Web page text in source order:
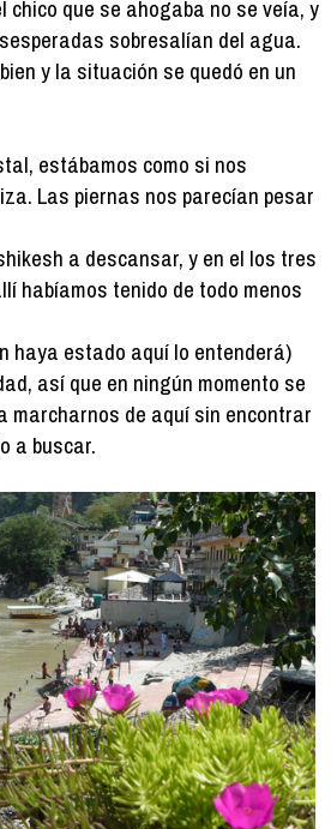
chico que se ahogaba no se veía, y
sobresalían del agua.
y la situación se quedó en un
estábamos como si nos
Las piernas nos parecían pesar
a descansar, y en el los tres
habíamos tenido de todo menos
haya estado aquí lo entenderá)
así que en ningún momento se
marcharnos de aquí sin encontrar
a buscar.